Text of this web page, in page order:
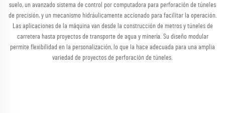
suelo, un avanzado sistema de control por computadora para perforación de túneles
de precisión, y un mecanismo hidráulicamente accionado para facilitar la operación.
Las aplicaciones de la máquina van desde la construcción de metros y túneles de
carretera hasta proyectos de transporte de agua y minería. Su diseño modular
permite flexibilidad en la personalización, lo que la hace adecuada para una amplia
variedad de proyectos de perforación de túneles.